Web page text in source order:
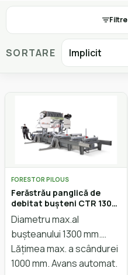
SORTARE
FORESTOR PILOUS
Ferăstrău panglică de
debitat bușteni CTR 1300
Hidraulic
Diametru max.al
bușteanului 1300 mm.
Lățimea max. a scândurei
1000 mm. Avans automat.